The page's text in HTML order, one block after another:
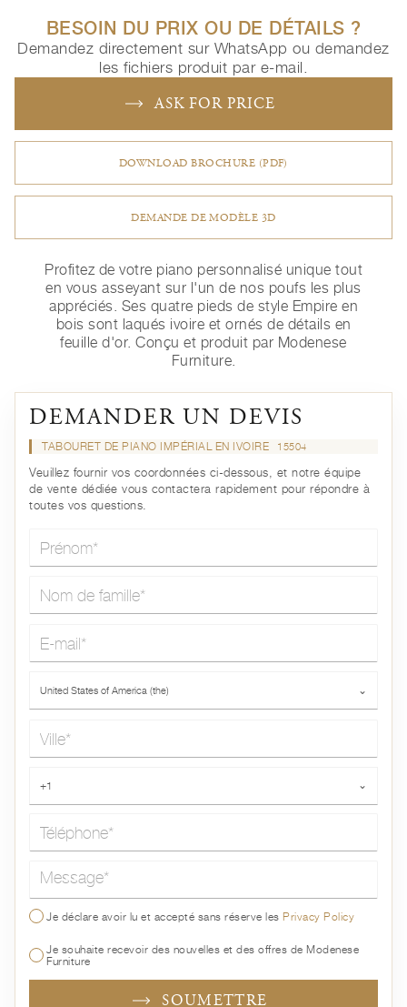
BESOIN DU PRIX OU DE DÉTAILS ?
Demandez directement sur WhatsApp ou demandez
les fichiers produit par e-mail.
ASK FOR PRICE
DOWNLOAD BROCHURE (PDF)
DEMANDE DE MODÈLE 3D
Profitez de votre piano personnalisé unique tout
en vous asseyant sur l'un de nos poufs les plus
appréciés. Ses quatre pieds de style Empire en
bois sont laqués ivoire et ornés de détails en
feuille d'or. Conçu et produit par Modenese
Furniture.
DEMANDER UN DEVIS
TABOURET DE PIANO IMPÉRIAL EN IVOIRE 15504
Veuillez fournir vos coordonnées ci-dessous, et notre équipe
de vente dédiée vous contactera rapidement pour répondre à
toutes vos questions.
United States of America (the) ⌄
+1 ⌄
Message*
Je déclare avoir lu et accepté sans réserve lesPrivacy Policy
Je souhaite recevoir des nouvelles et des offres de Modenese
Furniture
SOUMETTRE